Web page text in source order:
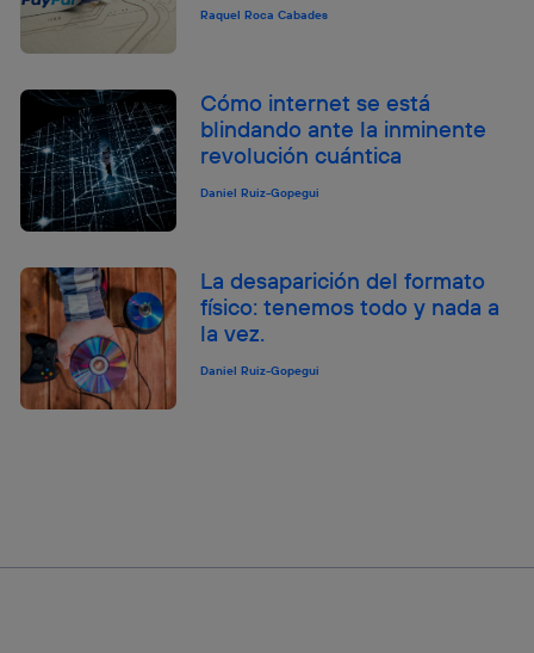
Raquel Roca Cabades
Cómo internet se está
blindando ante la inminente
revolución cuántica
Daniel Ruiz-Gopegui
La desaparición del formato
físico: tenemos todo y nada a
la vez.
Daniel Ruiz-Gopegui